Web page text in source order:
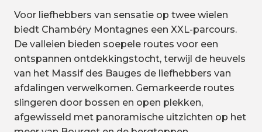
Voor liefhebbers van sensatie op twee wielen
biedt Chambéry Montagnes een XXL-parcours.
De valleien bieden soepele routes voor een
ontspannen ontdekkingstocht, terwijl de heuvels
van het Massif des Bauges de liefhebbers van
afdalingen verwelkomen. Gemarkeerde routes
slingeren door bossen en open plekken,
afgewisseld met panoramische uitzichten op het